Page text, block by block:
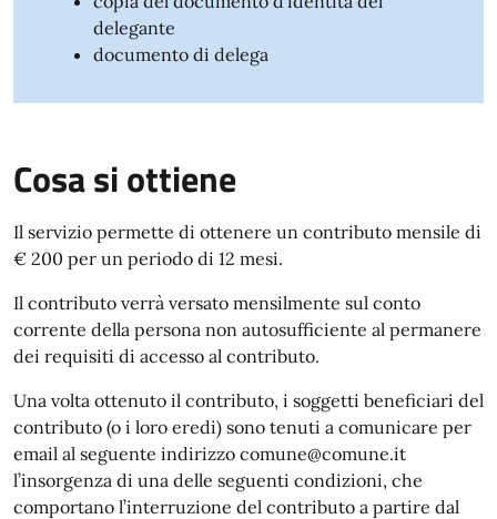
delegante
documento di delega
Cosa si ottiene
Il servizio permette di ottenere un contributo mensile di
€ 200 per un periodo di 12 mesi.
Il contributo verrà versato mensilmente sul conto
corrente della persona non autosufficiente al permanere
dei requisiti di accesso al contributo.
Una volta ottenuto il contributo, i soggetti beneficiari del
contributo (o i loro eredi) sono tenuti a comunicare per
email al seguente indirizzo comune@comune.it
l’insorgenza di una delle seguenti condizioni, che
comportano l’interruzione del contributo a partire dal